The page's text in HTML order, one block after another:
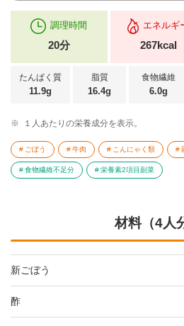
調理時間
20分
エネルギ
267kcal
たんぱく質
11.9g
脂質
16.4g
食物繊維
6.0g
※ １人あたりの栄養成分を表示。
ごぼう 牛肉 こんにゃく類
食物繊維不足分 栄養素2項目副菜
材料（4人
新ごぼう
酢